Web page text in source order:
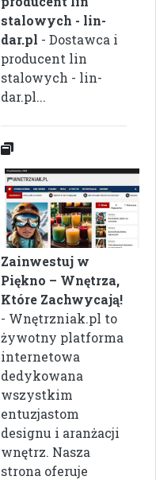
stalowych - lin-
dar.pl - Dostawca i
producent lin
stalowych - lin-
dar.pl...
Zainwestuj w
Piękno – Wnętrza,
Które Zachwycają!
- Wnętrzniak.pl to
żywotny platforma
internetowa
dedykowana
wszystkim
entuzjastom
designu i aranżacji
wnętrz. Nasza
strona oferuje